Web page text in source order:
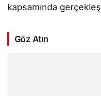
kapsamında
Göz Atın